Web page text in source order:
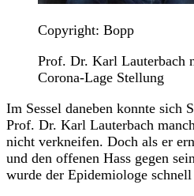
Copyright: Bopp
Prof. Dr. Karl Lauterbach
Corona-Lage Stellung
Im Sessel daneben konnte sich
Prof. Dr. Karl Lauterbach
nicht verkneifen. Doch als er
und den offenen Hass gegen
wurde der Epidemiologe